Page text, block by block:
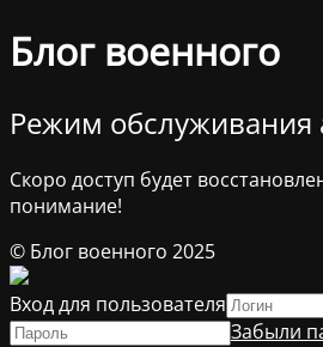
Блог военного
Режим обслуживания
Скоро доступ будет
понимание!
© Блог военного 2025
Вход для пользователя
Забыли